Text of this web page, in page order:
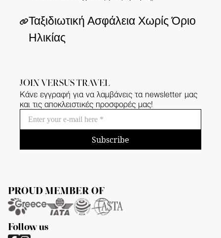
Ταξιδιωτική Ασφάλεια Χωρίς Όριο
Ηλικίας
JOIN VERSUS TRAVEL
Κάνε εγγραφή για να λαμβάνεις τα newsletter μας
και τις αποκλειστικές προσφορές μας!
Subscribe
PROUD MEMBER OF
Follow us